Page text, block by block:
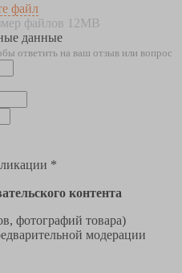
файл
файлов 12MB
данные
ответить на ваш отзыв или вопрос
*
контента
фотографий товара)
модерации